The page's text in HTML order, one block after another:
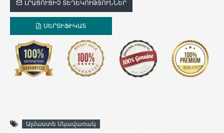
ԼՐԱՑՈՒՑԻՉ ՏԵՂԵԿՈՒԹՅՈՒՆՆԵՐ
ՍԵՐՏԻՖԻԿԱՏ
Ալմաստե Սկավառակ